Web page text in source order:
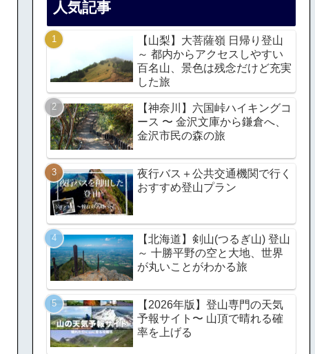
人気記事
【山梨】大菩薩嶺 日帰り登山
～ 都内からアクセスしやすい
百名山、景色は残念だけど充実
した旅
【神奈川】六国峠ハイキングコ
ース 〜 金沢文庫から鎌倉へ、
金沢市民の森の旅
夜行バス＋公共交通機関で行く
おすすめ登山プラン
【北海道】剣山(つるぎ山) 登山
～ 十勝平野の空と大地、世界
が丸いことがわかる旅
【2026年版】登山専門の天気
予報サイト〜 山頂で晴れる確
率を上げる